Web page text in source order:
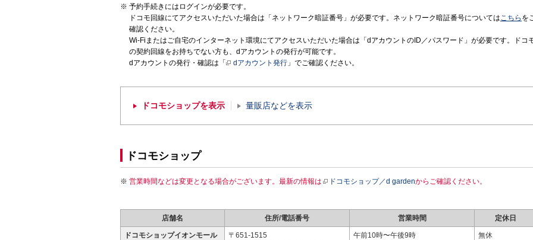
予約手続きにはログインが必要です。
ドコモ回線にてアクセスいただいた場合は「ネットワーク暗証番号」が必要です。ネットワーク暗証番号についてはこちら を
確認ください。
Wi-Fiまたはご自宅のインターネット環境にてアクセスいただいた場合は「dアカウントのID／パスワード」が必要です。ドコ
の契約回線をお持ちでない方も、dアカウントの発行が可能です。
dアカウントの発行・確認は「
dアカウント発行 」でご確認ください。
ドコモショップを表示 量販店などを表示
ドコモショップ
営業時間などは変更となる場合がございます。最新の情報は ドコモショップ／d gardenからご確認ください。
店舗名 住所/電話番号 営業時間 定休日
ドコモショップイオンモール
〒651-1515
午前10時〜午後9時 無休